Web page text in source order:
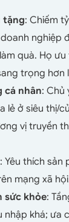
tặng: Chiếm
nghiệp
quà. Họ
trọng hơn
cá nhân: Chủ
lẻ ở siêu thị/
vị truyền
: Yêu thích sản
mạng xã
sức khỏe:
nhập khá; ưa